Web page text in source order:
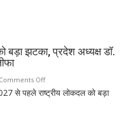
से
पवार
बड़ा झटका, प्रदेश अध्यक्ष डॉ.
Comments Offon
यूपी
से पहले राष्ट्रीय लोकदल को बड़ा